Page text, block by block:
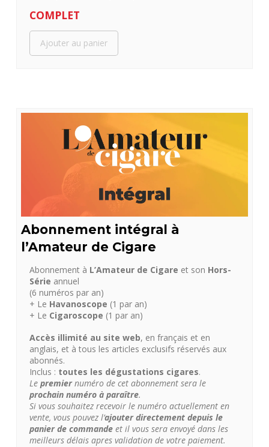
COMPLET
Ajouter au panier
Abonnement intégral à
l’Amateur de Cigare
Abonnement à L’Amateur de Cigare et son Hors-
Série annuel
(6 numéros par an)
+ Le Havanoscope (1 par an)
+ Le Cigaroscope (1 par an)
Accès illimité au site web, en français et en
anglais, et à tous les articles exclusifs réservés aux
abonnés.
Inclus : toutes les dégustations cigares.
Le premiernuméro de cet abonnement sera le
prochain numéro à paraître.
Si vous souhaitez recevoir le numéro actuellement en
vente, vous pouvez l’ajouter directement depuis le
panier de commandeet il vous sera envoyé dans les
meilleurs délais apres validation de votre paiement.